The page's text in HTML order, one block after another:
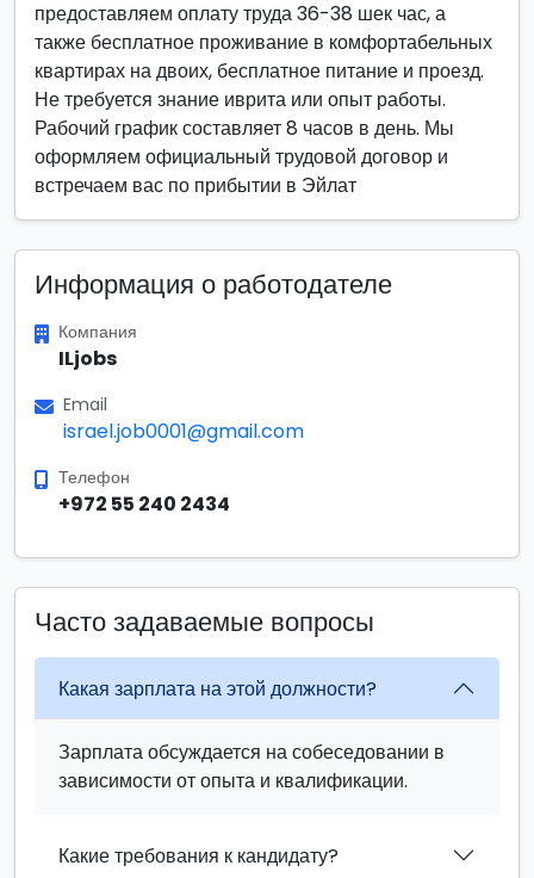
предоставляем оплату труда 36-38 шек час, а
также бесплатное проживание в комфортабельных
квартирах на двоих, бесплатное питание и проезд.
Не требуется знание иврита или опыт работы.
Рабочий график составляет 8 часов в день. Мы
оформляем официальный трудовой договор и
встречаем вас по прибытии в Эйлат
Информация о работодателе
Компания
ILjobs
Email
israel.job0001@gmail.com
Телефон
+972 55 240 2434
Часто задаваемые вопросы
Какая зарплата на этой должности?
Зарплата обсуждается на собеседовании в
зависимости от опыта и квалификации.
Какие требования к кандидату?